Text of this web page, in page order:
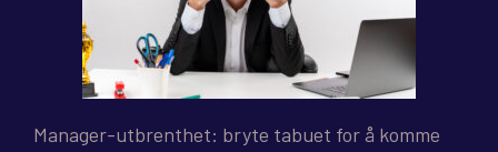
Manager-utbrenthet: bryte tabuet for å komme